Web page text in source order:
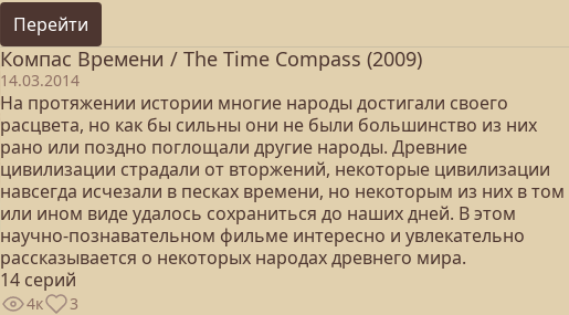
Перейти
Компас Времени / The Time Compass (2009)
14.03.2014
На протяжении истории многие народы достигали своего
расцвета, но как бы сильны они не были большинство из них
рано или поздно поглощали другие народы. Древние
цивилизации страдали от вторжений, некоторые цивилизации
навсегда исчезали в песках времени, но некоторым из них в том
или ином виде удалось сохраниться до наших дней. В этом
научно-познавательном фильме интересно и увлекательно
рассказывается о некоторых народах древнего мира.
14 серий
4к 3